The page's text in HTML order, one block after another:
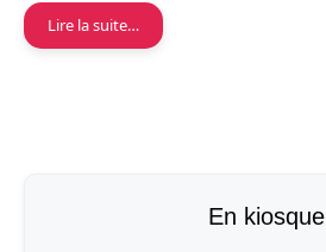
Lire la suite…
En kiosque